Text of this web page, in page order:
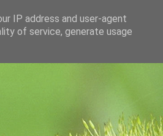
IP address and user-agent
of service, generate usage